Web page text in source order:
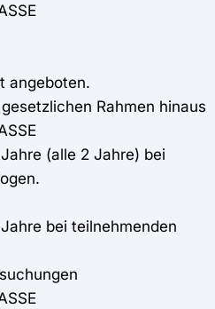
angeboten.
Rahmen hinaus
(alle 2 Jahre) bei
bei teilnehmenden